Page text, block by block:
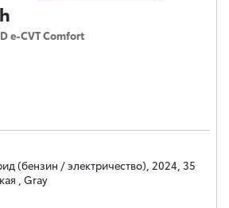
e-CVT Comfort
(бензин / электричество), 2024, 35
, Gray